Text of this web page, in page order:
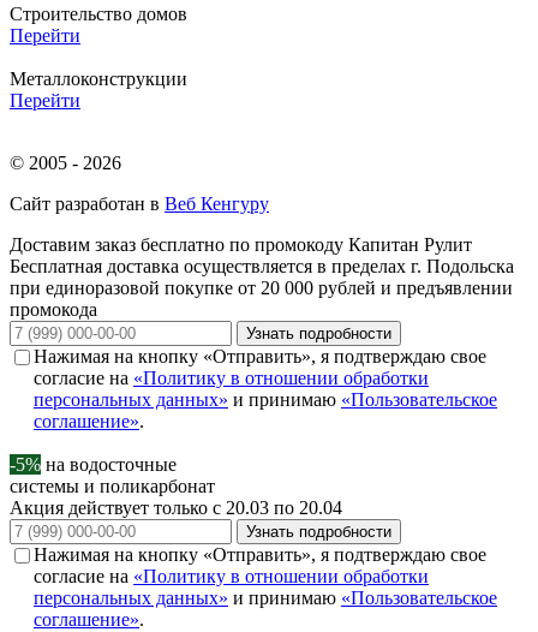
Строительство домов
Перейти
Металлоконструкции
Перейти
© 2005 - 2026
Сайт разработан в Веб Кенгуру
Доставим заказ бесплатно по промокоду Капитан Рулит
Бесплатная доставка осуществляется в пределах г. Подольска
при единоразовой покупке от 20 000 рублей и предъявлении
промокода
Узнать подробности
Нажимая на кнопку «Отправить», я подтверждаю свое
согласие на «Политику в отношении обработки
персональных данных» и принимаю «Пользовательское
соглашение».
-5% на водосточные
системы и поликарбонат
Акция действует только с 20.03 по 20.04
Узнать подробности
Нажимая на кнопку «Отправить», я подтверждаю свое
согласие на «Политику в отношении обработки
персональных данных» и принимаю «Пользовательское
соглашение».